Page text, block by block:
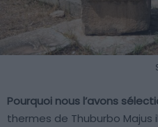
Pourquoi nous l’avons
thermes de Thuburbo Majus